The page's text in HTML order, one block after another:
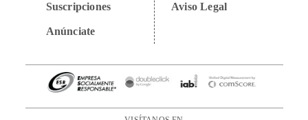
Suscripciones
Anúnciate
Aviso Legal